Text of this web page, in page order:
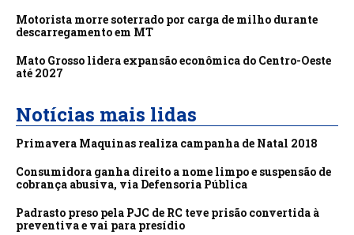
Motorista morre soterrado por carga de milho durante
descarregamento em MT
Mato Grosso lidera expansão econômica do Centro-Oeste
até 2027
Notícias mais lidas
Primavera Maquinas realiza campanha de Natal 2018
Consumidora ganha direito a nome limpo e suspensão de
cobrança abusiva, via Defensoria Pública
Padrasto preso pela PJC de RC teve prisão convertida à
preventiva e vai para presídio